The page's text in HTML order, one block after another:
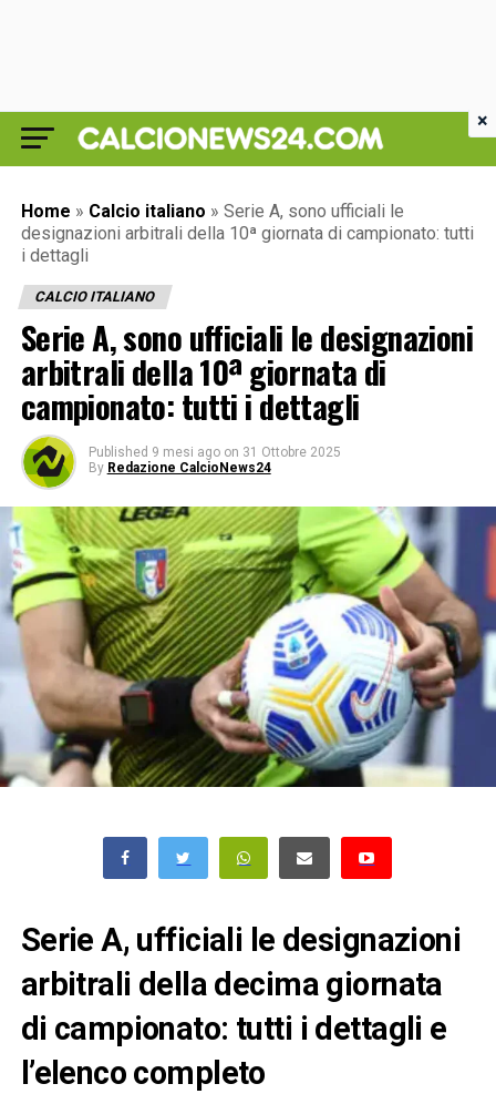
Home » Calcio italiano » Serie A, sono ufficiali le
designazioni arbitrali della 10ª giornata di campionato: tutti
i dettagli
CALCIO ITALIANO
Serie A, sono ufficiali le designazioni
arbitrali della 10ª giornata di
campionato: tutti i dettagli
Published 9 mesi ago on 31 Ottobre 2025
By Redazione CalcioNews24
Serie A, ufficiali le designazioni
arbitrali della decima giornata
di campionato: tutti i dettagli e
l’elenco completo
×